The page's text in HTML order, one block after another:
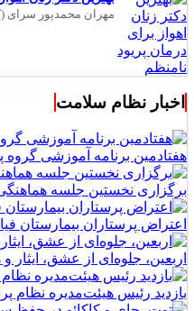
مهران محمدپور سرای
اخبار نظام سلامت
هفتادمین برنامه آموزشی
برگزاری نخستین جلسه
اعتراض پرستاران بیمارستان
اربعین، جلوه‌ای از عشق،
بازدید رئیس هیئت‌مدیره نظام